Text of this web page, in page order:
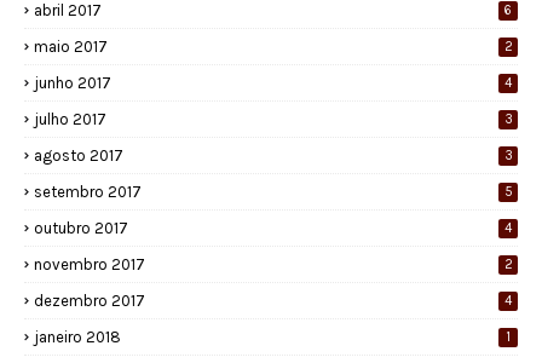
abril 2017 6
maio 2017 2
junho 2017 4
julho 2017 3
agosto 2017 3
setembro 2017 5
outubro 2017 4
novembro 2017 2
dezembro 2017 4
janeiro 2018 1